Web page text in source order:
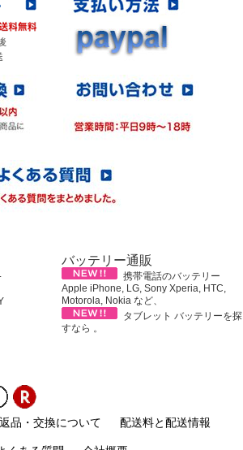
バッテリー通販
携帯電話のバッテリー
Apple iPhone, LG, Sony Xperia, HTC,
Motorola, Nokia など、
タブレット バッテリーを探
すなら 。
返品・交換について 配送料と配送情報